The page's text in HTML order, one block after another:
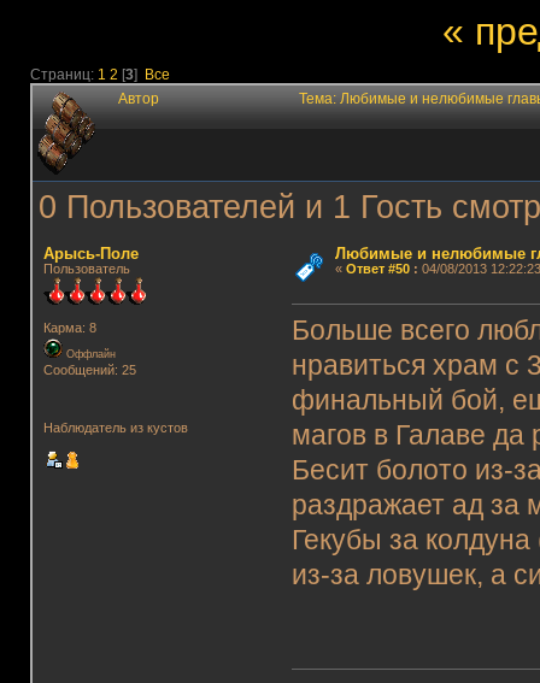
«
Страниц: 1 2 [3] Все
Автор Тема: Любимые и нелюбимые
0 Пользователей и 1 Гость
Арысь-Поле
Пользователь
Карма: 8
Оффлайн
Сообщений: 25
Наблюдатель из кустов
Любимые и нелюбимые
« Ответ #50: 04/08/2013
Больше всего
нравиться храм с
финальный бой,
магов в Галаве да
Бесит болото из-
раздражает ад за
Гекубы за
из-за ловушек, а